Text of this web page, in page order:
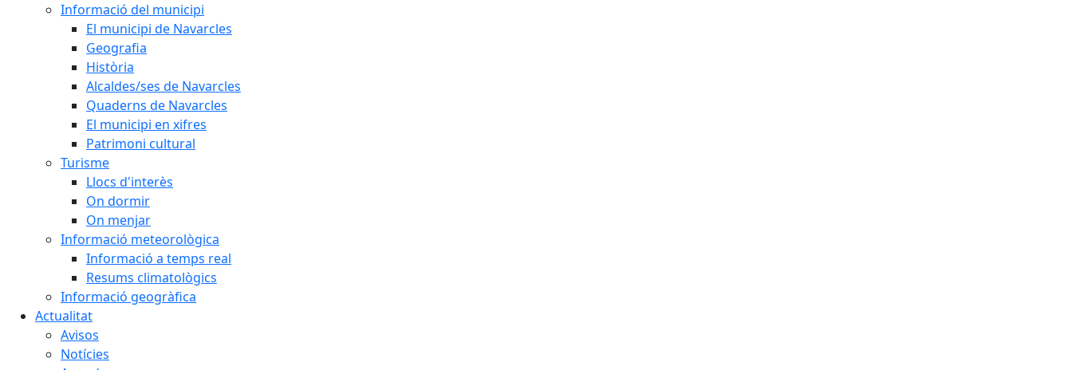
Informació del municipi
El municipi de Navarcles
Geografia
Història
Alcaldes/ses de Navarcles
Quaderns de Navarcles
El municipi en xifres
Patrimoni cultural
Turisme
Llocs d'interès
On dormir
On menjar
Informació meteorològica
Informació a temps real
Resums climatològics
Informació geogràfica
Actualitat
Avisos
Notícies